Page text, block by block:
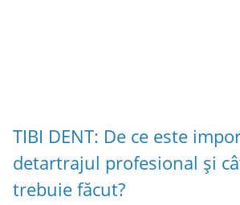
TIBI DENT: De ce este
detartrajul profesional și
trebuie făcut?